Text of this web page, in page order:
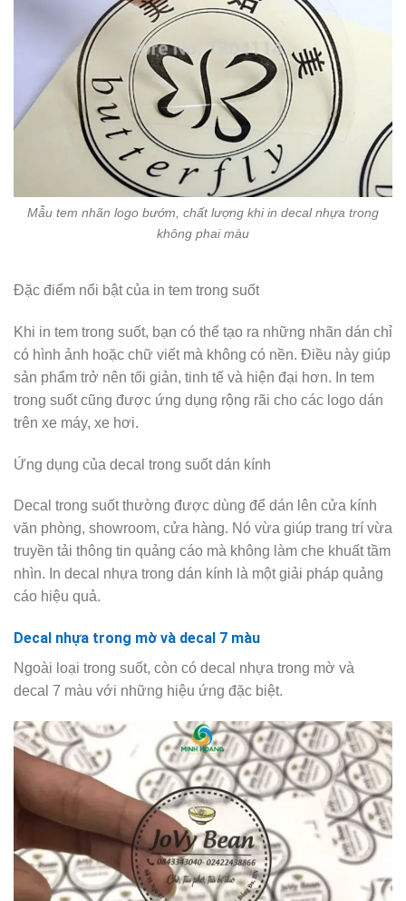
Mẫu tem nhãn logo bướm, chất lượng khi in decal nhựa trong
không phai màu
Đặc điểm nổi bật của in tem trong suốt
Khi in tem trong suốt, bạn có thể tạo ra những nhãn dán chỉ
có hình ảnh hoặc chữ viết mà không có nền. Điều này giúp
sản phẩm trở nên tối giản, tinh tế và hiện đại hơn. In tem
trong suốt cũng được ứng dụng rộng rãi cho các logo dán
trên xe máy, xe hơi.
Ứng dụng của decal trong suốt dán kính
Decal trong suốt thường được dùng để dán lên cửa kính
văn phòng, showroom, cửa hàng. Nó vừa giúp trang trí vừa
truyền tải thông tin quảng cáo mà không làm che khuất tầm
nhìn. In decal nhựa trong dán kính là một giải pháp quảng
cáo hiệu quả.
Decal nhựa trong mờ và decal 7 màu
Ngoài loại trong suốt, còn có decal nhựa trong mờ và
decal 7 màu với những hiệu ứng đặc biệt.